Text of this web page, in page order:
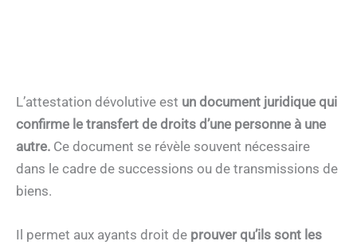
L’attestation dévolutive est un document juridique qui
confirme le transfert de droits d’une personne à une
autre. Ce document se révèle souvent nécessaire
dans le cadre de successions ou de transmissions de
biens.
Il permet aux ayants droit de prouver qu’ils sont les